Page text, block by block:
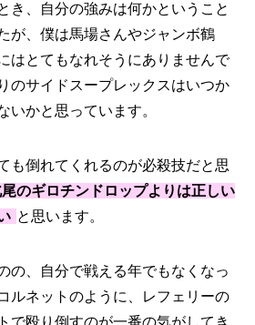
き、自分の強みは何かということ
が、僕は馬場さんやジャンボ鶴
はとてもなれそうにありませんで
のサイドスープレックスはいつか
いかと思っています。
も倒れてくれるのが必殺技だと思
のギロチンドロップよりは正しい
と思います。
の、自分で戦える年でもなくなっ
ルネットのように、レフェリーの